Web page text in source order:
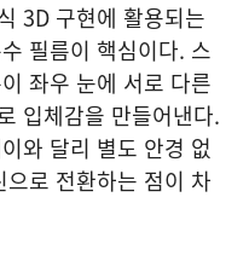
3D 구현에 활용되는
필름이 핵심이다. 스
좌우 눈에 서로 다른
입체감을 만들어낸다.
와 달리 별도 안경 없
로 전환하는 점이 차